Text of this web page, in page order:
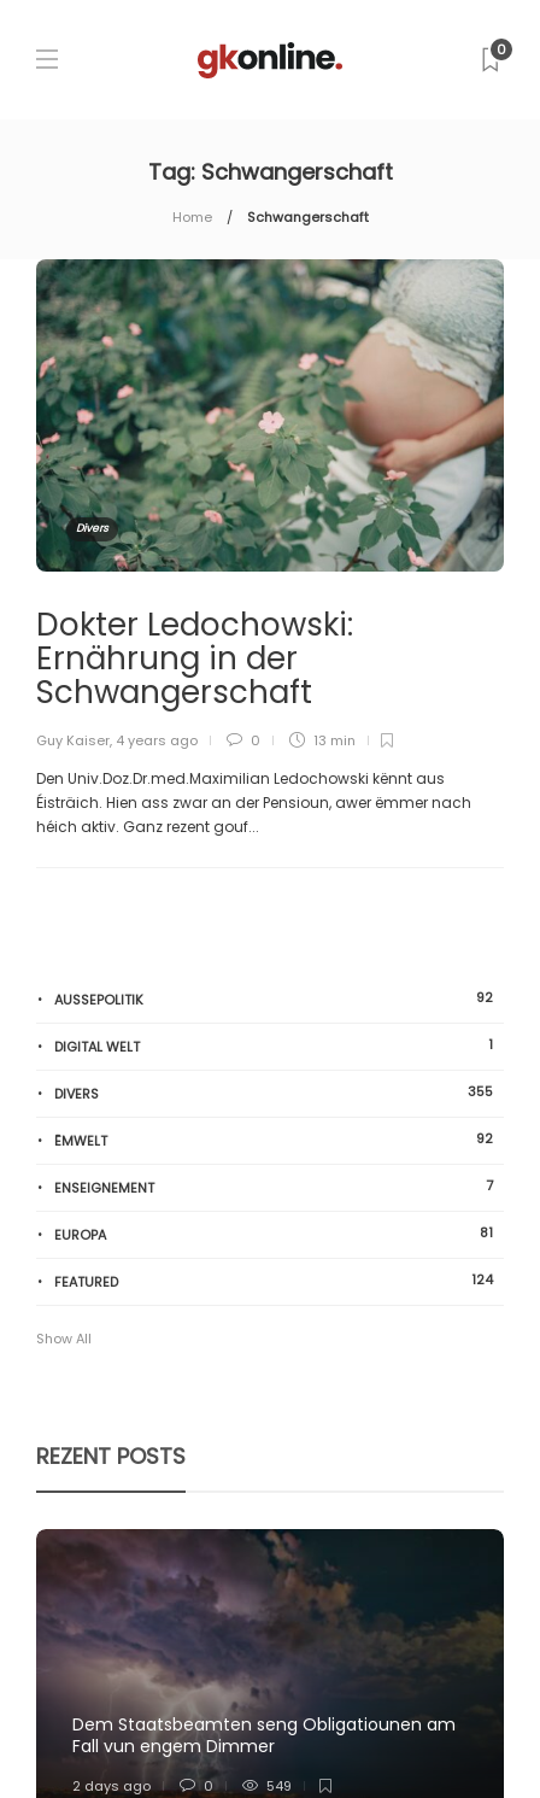
0
Tag: Schwangerschaft
Home Schwangerschaft
Divers
Dokter Ledochowski:
Ernährung in der
Schwangerschaft
Guy Kaiser, 4 years ago 0 13 min
Den Univ.Doz.Dr.med.Maximilian Ledochowski kënnt aus
Éisträich. Hien ass zwar an der Pensioun, awer ëmmer nach
héich aktiv. Ganz rezent gouf...
AUSSEPOLITIK 92
DIGITAL WELT 1
DIVERS 355
ËMWELT 92
ENSEIGNEMENT 7
EUROPA 81
FEATURED 124
Show All
REZENT POSTS
Dem Staatsbeamten seng Obligatiounen am
Fall vun engem Dimmer
2 days ago 0 549